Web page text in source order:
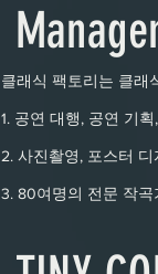
클래식 팩토리는 클래
1. 공연 대행, 공연 기
2. 사진촬영, 포스터
3. 80여명의 전문 작